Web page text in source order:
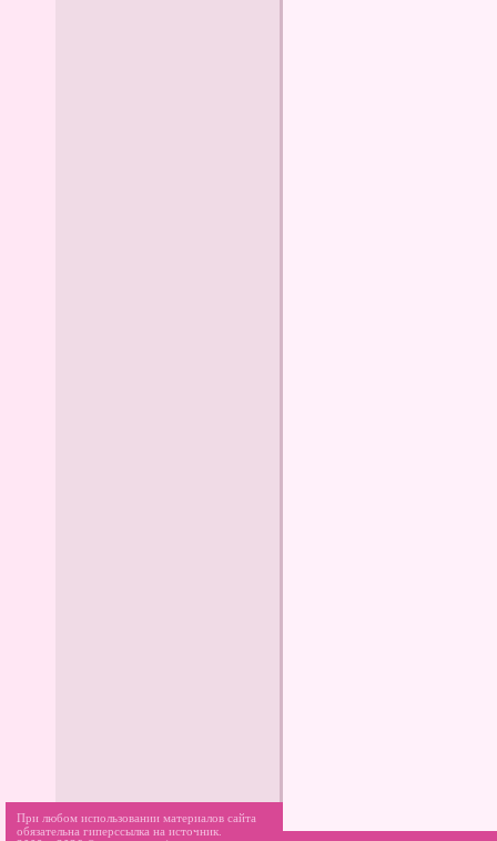
При любом использовании материалов сайта
обязательна гиперссылка на источник.